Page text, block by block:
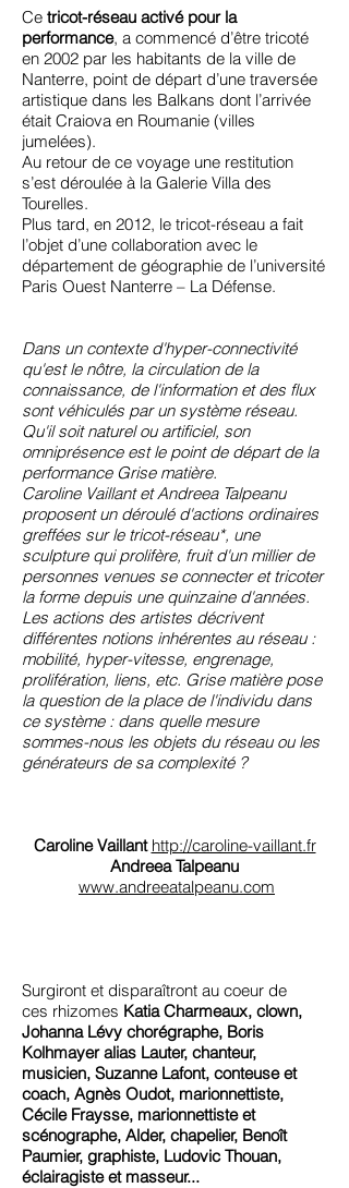
Ce tricot-réseau activé pour la
performance, a commencé d’être tricoté
en 2002 par les habitants de la ville de
Nanterre, point de départ d’une traversée
artistique dans les Balkans dont l’arrivée
était Craiova en Roumanie (villes
jumelées).
Au retour de ce voyage une restitution
s’est déroulée à la Galerie Villa des
Tourelles.
Plus tard, en 2012, le tricot-réseau a fait
l’objet d’une collaboration avec le
département de géographie de l’université
Paris Ouest Nanterre – La Défense.
Dans un contexte d'hyper-connectivité
qu'est le nôtre, la circulation de la
connaissance, de l'information et des flux
sont véhiculés par un système réseau.
Qu'il soit naturel ou artificiel, son
omniprésence est le point de départ de la
performance Grise matière.
Caroline Vaillant et Andreea Talpeanu
proposent un déroulé d'actions ordinaires
greffées sur le tricot-réseau*, une
sculpture qui prolifère, fruit d'un millier de
personnes venues se connecter et tricoter
la forme depuis une quinzaine d'années.
Les actions des artistes décrivent
différentes notions inhérentes au réseau :
mobilité, hyper-vitesse, engrenage,
prolifération, liens, etc. Grise matière pose
la question de la place de l'individu dans
ce système : dans quelle mesure
sommes-nous les objets du réseau ou les
générateurs de sa complexité ?
Caroline Vaillant http://caroline-vaillant.fr
Andreea Talpeanu
www.andreeatalpeanu.com
Surgiront et disparaîtront au coeur de
ces rhizomes Katia Charmeaux, clown,
Johanna Lévy chorégraphe, Boris
Kolhmayer alias Lauter, chanteur,
musicien, Suzanne Lafont, conteuse et
coach, Agnès Oudot, marionnettiste,
Cécile Fraysse, marionnettiste et
scénographe, Alder, chapelier, Benoît
Paumier, graphiste, Ludovic Thouan,
éclairagiste et masseur...